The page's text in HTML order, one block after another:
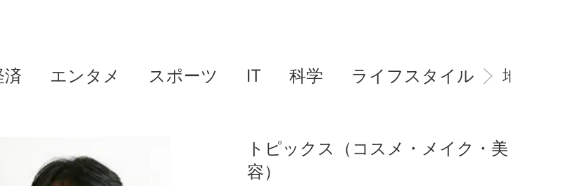
済 エンタメ スポーツ IT 科学 ライフスタイル 地域情
トピックス（コスメ・メイク・美
容）